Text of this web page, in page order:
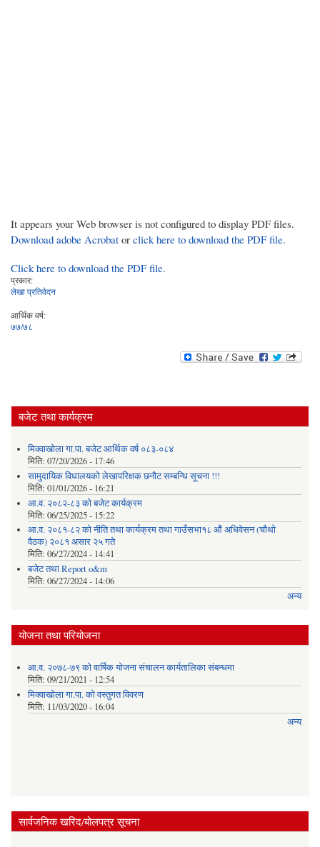
It appears your Web browser is not configured to display PDF files.
Download adobe Acrobat or click here to download the PDF file.
Click here to download the PDF file.
प्रकार:
लेखा प्रतिवेदन
आर्थिक वर्ष:
७७/७८
बजेट तथा कार्यक्रम
मिक्वाखोला गा.पा. बजेट आर्थिक वर्ष ०८३-०८४
मिति: 07/20/2026 - 17:46
सामुदायिक विधालयको लेखापरिक्षक छनौट सम्बन्धि सूचना !!!
मिति: 01/01/2026 - 16:21
आ.व. २०८२-८३ को बजेट कार्यक्रम
मिति: 06/25/2025 - 15:22
आ.व. २०८१-८२ को नीति तथा कार्यक्रम तथा गाउँसभा१८ औं अधिवेसन (चौथो
वैठक) २०८१ असार २५ गते
मिति: 06/27/2024 - 14:41
बजेट तथा Report o&m
मिति: 06/27/2024 - 14:06
अन्य
योजना तथा परियोजना
आ.व. २०७८-७९ को वार्षिक योजना संचालन कार्यतालिका संबन्धमा
मिति: 09/21/2021 - 12:54
मिक्वाखोला गा.पा. को वस्तुगत विवरण
मिति: 11/03/2020 - 16:04
अन्य
सार्वजनिक खरिद/बोलपत्र सूचना